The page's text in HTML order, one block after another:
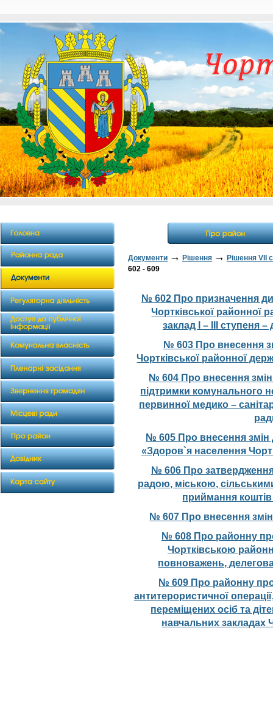
Документи → Рішення → Рішення VII
602 - 609
№ 602 Про призначення
Чортківської районної
заклад І – ІІІ
№ 603 Про внесення
Чортківської районної
№ 604 Про внесення
підтримки комунального
первинної медико –
№ 605 Про внесення змін
«Здоров`я населення
№ 606 Про
радою, міською,
приймання
№ 607 Про внесення
№ 608 Про районну
Чортківською
повноважень,
№ 609 Про районну
антитерористичної
переміщених осіб та
навчальних закладах